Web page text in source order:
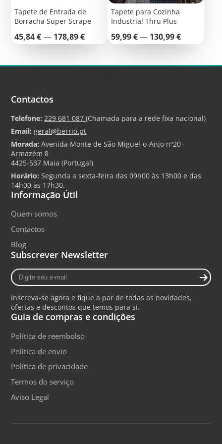
Tapete de Entrada de
Borracha Super Scrape
Preço
45,84 € — 178,89 €
Tapete para Cozinha
Industrial Thru Plus
Preço
59,99 €— 130,99 €
Contactos
Telefone: 229 681 087(Chamada para a rede fixa nacional)
Email: geral@berrio.pt
Morada:Avenida Monte de São Miguel-o-Anjo nº20 -
Armazém 8
4425-537 Maia (Portugal)
Horário:Segunda a sexta-feira das 09h00 às 13h00 e das
14h00 às 17h30.
Informação Útil
Quem somos
Contactos
Blog
Subscrever Newsletter
Digite
seu
mail
Inscreva-se agora e fique a par de todas as novidades,
ofertas e descontos que temos para si.
Guia de compras e condições
Política de reembolso
Política de envio
Política de privacidade
Termos do serviço
Aviso Legal